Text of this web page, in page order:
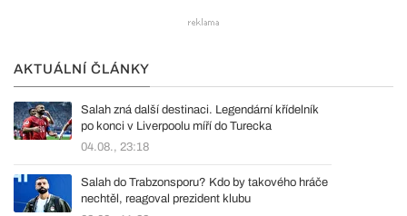
AKTUÁLNÍ ČLÁNKY
Salah zná další destinaci. Legendární křídelník
po konci v Liverpoolu míří do Turecka
04.08., 23:18
Salah do Trabzonsporu? Kdo by takového hráče
nechtěl, reagoval prezident klubu